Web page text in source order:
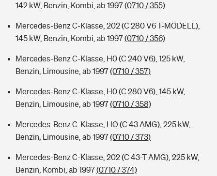
142 kW, Benzin, Kombi, ab 1997(0710 / 355)
Mercedes-Benz C-Klasse, 202 (C 280 V6 T-MODELL),
145 kW, Benzin, Kombi, ab 1997(0710 / 356)
Mercedes-Benz C-Klasse, H0 (C 240 V6), 125 kW,
Benzin, Limousine, ab 1997(0710 / 357)
Mercedes-Benz C-Klasse, H0 (C 280 V6), 145 kW,
Benzin, Limousine, ab 1997(0710 / 358)
Mercedes-Benz C-Klasse, HO (C 43 AMG), 225 kW,
Benzin, Limousine, ab 1997(0710 / 373)
Mercedes-Benz C-Klasse, 202 (C 43-T AMG), 225 kW,
Benzin, Kombi, ab 1997(0710 / 374)